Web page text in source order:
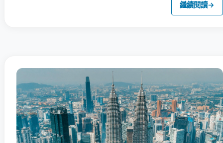
繼續閱讀→